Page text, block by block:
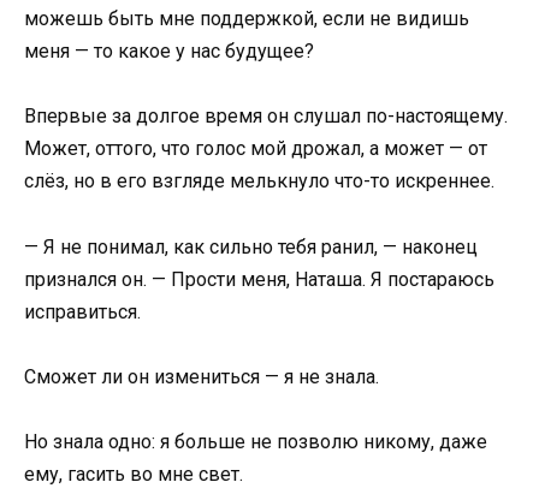
можешь быть мне поддержкой, если не видишь
меня — то какое у нас будущее?
Впервые за долгое время он слушал по-настоящему.
Может, оттого, что голос мой дрожал, а может — от
слёз, но в его взгляде мелькнуло что-то искреннее.
— Я не понимал, как сильно тебя ранил, — наконец
признался он. — Прости меня, Наташа. Я постараюсь
исправиться.
Сможет ли он измениться — я не знала.
Но знала одно: я больше не позволю никому, даже
ему, гасить во мне свет.